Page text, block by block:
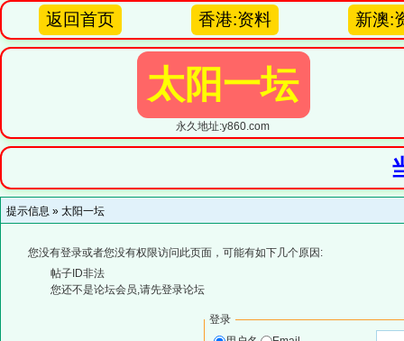
返回首页 香港:资料 新澳:
太阳一坛
永久地址:y860.com
提示信息 » 太阳一坛
您没有登录或者您没有权限访问此页面，可能有如下几个原因:
帖子ID非法
您还不是论坛会员,请先登录论坛
登录